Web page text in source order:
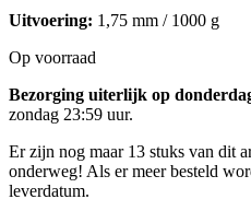
Uitvoering: 1,75 mm / 1000 g
Op voorraad
Bezorging uiterlijk op
zondag 23:59 uur.
Er zijn nog maar 13 stuks van dit
onderweg! Als er meer besteld
leverdatum.